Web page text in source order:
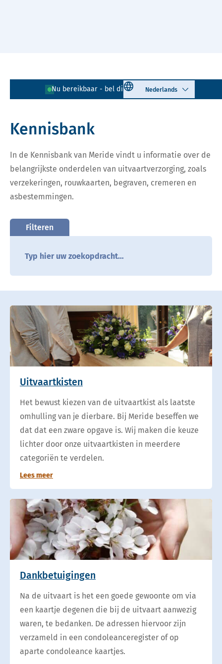
Nu bereikbaar - bel direct! 085 - 401 81 23
Select language
Lees voor Uitleg woorden
Simpele tekst
Kennisbank
In de Kennisbank van Meride vindt u informatie over de
belangrijkste onderdelen van uitvaartverzorging, zoals
verzekeringen, rouwkaarten, begraven, cremeren en
asbestemmingen.
Uitvaartkisten
Het bewust kiezen van de uitvaartkist als laatste
omhulling van je dierbare. Bij Meride beseffen we
dat dat een zware opgave is. Wij maken die keuze
lichter door onze uitvaartkisten in meerdere
categoriën te verdelen.
Lees meer
Dankbetuigingen
Na de uitvaart is het een goede gewoonte om via
een kaartje degenen die bij de uitvaart aanwezig
waren, te bedanken. De adressen hiervoor zijn
verzameld in een condoleanceregister of op
aparte condoleance kaartjes.